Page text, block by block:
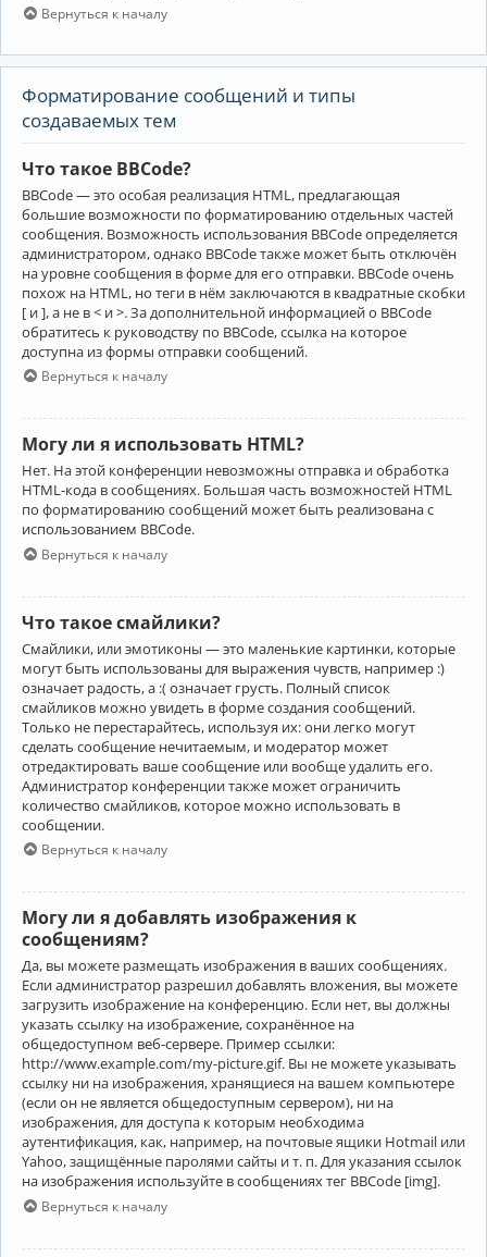
Вернуться к началу
Форматирование сообщений и типы
создаваемых тем
Что такое BBCode?
BBCode — это особая реализация HTML, предлагающая
большие возможности по форматированию отдельных частей
сообщения. Возможность использования BBCode определяется
администратором, однако BBCode также может быть отключён
на уровне сообщения в форме для его отправки. BBCode очень
похож на HTML, но теги в нём заключаются в квадратные скобки
[ и ], а не в < и >. За дополнительной информацией о BBCode
обратитесь к руководству по BBCode, ссылка на которое
доступна из формы отправки сообщений.
Вернуться к началу
Могу ли я использовать HTML?
Нет. На этой конференции невозможны отправка и обработка
HTML-кода в сообщениях. Большая часть возможностей HTML
по форматированию сообщений может быть реализована с
использованием BBCode.
Вернуться к началу
Что такое смайлики?
Смайлики, или эмотиконы — это маленькие картинки, которые
могут быть использованы для выражения чувств, например :)
означает радость, а :( означает грусть. Полный список
смайликов можно увидеть в форме создания сообщений.
Только не перестарайтесь, используя их: они легко могут
сделать сообщение нечитаемым, и модератор может
отредактировать ваше сообщение или вообще удалить его.
Администратор конференции также может ограничить
количество смайликов, которое можно использовать в
сообщении.
Вернуться к началу
Могу ли я добавлять изображения к
сообщениям?
Да, вы можете размещать изображения в ваших сообщениях.
Если администратор разрешил добавлять вложения, вы можете
загрузить изображение на конференцию. Если нет, вы должны
указать ссылку на изображение, сохранённое на
общедоступном веб-сервере. Пример ссылки:
http://www.example.com/my-picture.gif. Вы не можете указывать
ссылку ни на изображения, хранящиеся на вашем компьютере
(если он не является общедоступным сервером), ни на
изображения, для доступа к которым необходима
аутентификация, как, например, на почтовые ящики Hotmail или
Yahoo, защищённые паролями сайты и т. п. Для указания ссылок
на изображения используйте в сообщениях тег BBCode [img].
Вернуться к началу